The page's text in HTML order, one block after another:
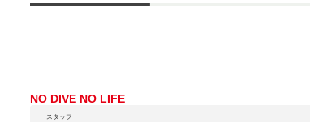
NO DIVE NO LIFE
スタッフ